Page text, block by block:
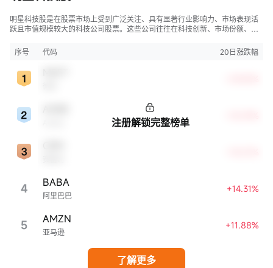
明星科技股是在股票市场上受到广泛关注、具有显著行业影响力、市场表现活
跃且市值规模较大的科技公司股票。这些公司往往在科技创新、市场份额、品
市，特别是科技行业板块乃至全球经济具有显著影响。
序号 代码 20日涨跌幅
4 阿里巴巴
BABA +14.31%
5 亚马逊
AMZN +11.88%
注册解锁完整榜单
了解更多